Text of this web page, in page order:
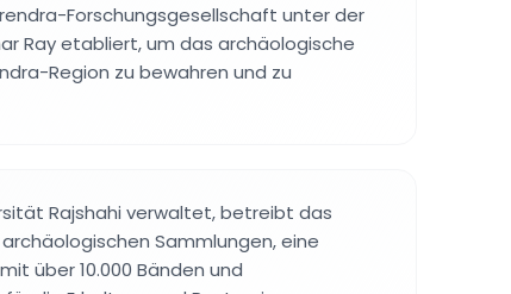
Forschungsgesellschaft unter der
Ray etabliert, um das archäologische
Region zu bewahren und zu
Rajshahi verwaltet, betreibt das
Sammlungen, eine
über 10.000 Bänden und